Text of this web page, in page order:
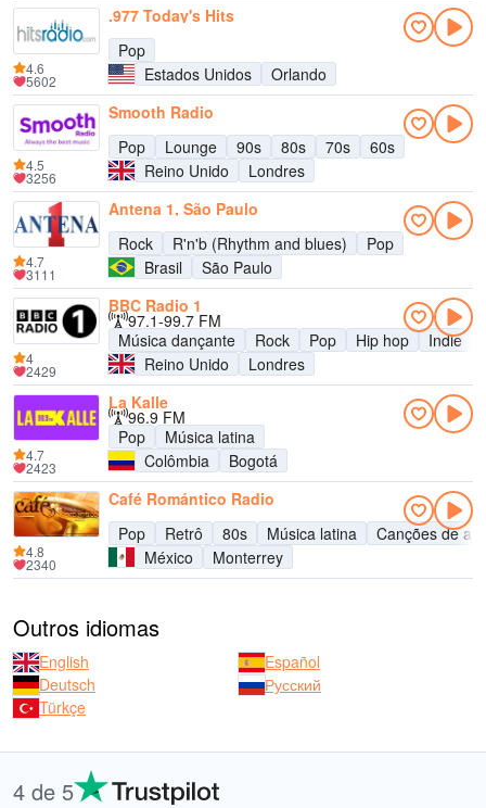
.977 Today's Hits
Pop
Estados Unidos
Orlando
4.6
5602
Smooth Radio
Pop
Lounge 90s 80s 70s
60s
Reino Unido
Londres
4.5
3256
Antena 1, São Paulo
Rock
R'n'b (Rhythm and blues)
Pop
Brasil
São Paulo
4.7
3111
BBC Radio 1
97.1-99.7 FM
Música dançante
Rock Pop Hip hop
Indie
Reino Unido
Londres
4
2429
La Kalle
96.9 FM
Pop
Música latina
Colômbia
Bogotá
4.7
2423
Café Romántico Radio
Pop
Retrô 80s Música latina
Canções de
México
Monterrey
4.8
2340
Outros idiomas
English
Español
Deutsch
Русский
Türkçe
4 de 5